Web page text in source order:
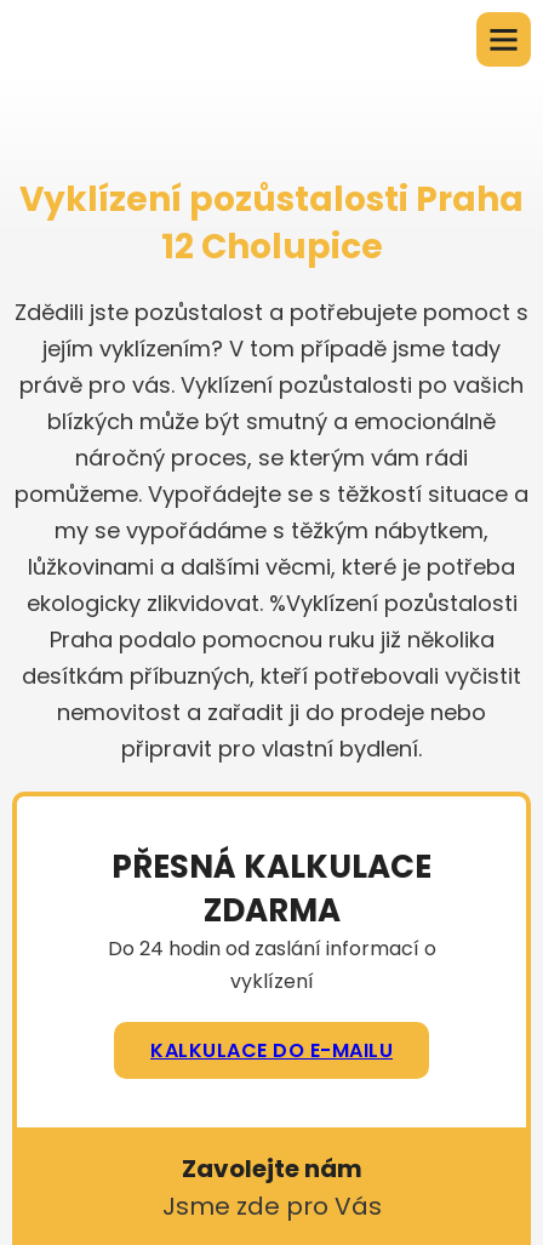
Vyklízení pozůstalosti Praha
12 Cholupice
Zdědili jste pozůstalost a potřebujete pomoct s
jejím vyklízením? V tom případě jsme tady
právě pro vás. Vyklízení pozůstalosti po vašich
blízkých může být smutný a emocionálně
náročný proces, se kterým vám rádi
pomůžeme. Vypořádejte se s těžkostí situace a
my se vypořádáme s těžkým nábytkem,
lůžkovinami a dalšími věcmi, které je potřeba
ekologicky zlikvidovat. %Vyklízení pozůstalosti
Praha podalo pomocnou ruku již několika
desítkám příbuzných, kteří potřebovali vyčistit
nemovitost a zařadit ji do prodeje nebo
připravit pro vlastní bydlení.
PŘESNÁ KALKULACE
ZDARMA
Do 24 hodin od zaslání informací o
vyklízení
KALKULACE DO E-MAILU
Zavolejte nám
Jsme zde pro Vás